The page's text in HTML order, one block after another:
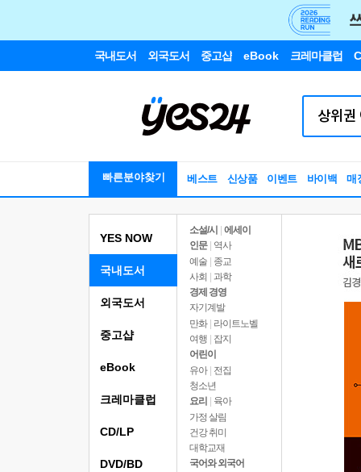
국내도서 외국도서 중고샵 eBook 크레마클럽
빠른분야찾기 베스트 신상품 이벤트 바이백 매
YES NOW
국내도서
소설/시
에세이
인문
역사
예술 | 종교
사회 | 과학
경제 경영
자기계발
만화 | 라이트노벨
여행
잡지
어린이
유아 | 전집
청소년
요리
육아
가정 살림
건강 취미
대학교재
국어와 외국어
외국도서
중고샵
eBook
크레마클럽
CD/LP
DVD/BD